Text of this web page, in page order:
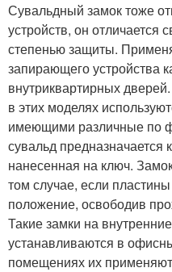
Сувальдный замок тоже
устройств, он отличается
степенью защиты.
запирающего устройства
внутриквартирных
в этих моделях
имеющими различные по
сувальд предназначается
нанесенная на ключ.
том случае, если
положение, освободив
Такие замки на
устанавливаются в
помещениях их